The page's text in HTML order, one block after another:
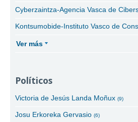
Cyberzaintza-Agencia Vasca de
Kontsumobide-Instituto Vasco de
Ver más
Políticos
Victoria de Jesús Landa Moñux(9)
Josu Erkoreka Gervasio(6)